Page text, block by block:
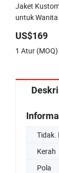
Jaket
untuk Wanita
US$169
1 Atur (MOQ)
Tidak.
Kerah
Pola